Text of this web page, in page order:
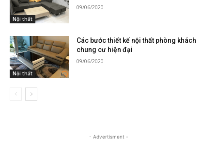
Nội thất
09/06/2020
Nội thất
Các bước thiết kế nội thất phòng khách
chung cư hiện đại
09/06/2020
- Advertisment -